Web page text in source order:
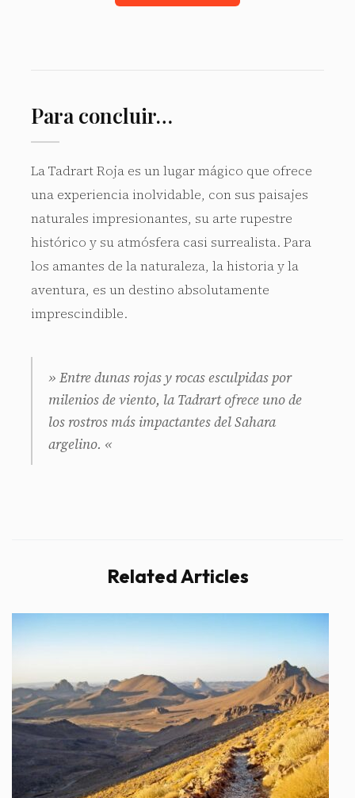
Para concluir…
La Tadrart Roja es un lugar mágico que ofrece
una experiencia inolvidable, con sus paisajes
naturales impresionantes, su arte rupestre
histórico y su atmósfera casi surrealista. Para
los amantes de la naturaleza, la historia y la
aventura, es un destino absolutamente
imprescindible.
» Entre dunas rojas y rocas esculpidas por
milenios de viento, la Tadrart ofrece uno de
los rostros más impactantes del Sahara
argelino. «
Related Articles